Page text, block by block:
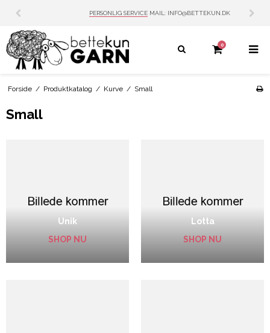
PERSONLIG SERVICEMAIL: INFO@BETTEKUN.DK
0
Forside / Produktkatalog / Kurve / Small
Small
Unik
SHOP NU
Lotta
SHOP NU